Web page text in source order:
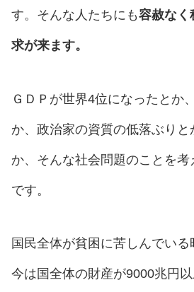
す。そんな人たちにも容赦なく
求が来ます。
ＧＤＰが世界4位になったとか
か、政治家の資質の低落ぶりと
か、そんな社会問題のことを
です。
国民全体が貧困に苦しんでいる
今は国全体の財産が9000兆円